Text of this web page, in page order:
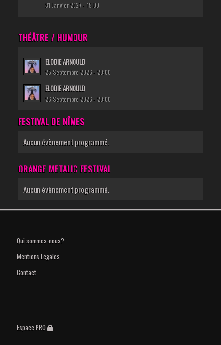
31 Janvier 2027 - 15:00
THÉÂTRE / HUMOUR
ELODIE ARNOULD
25 Septembre 2026 - 20:00
ELODIE ARNOULD
26 Septembre 2026 - 20:00
FESTIVAL DE NÎMES
Aucun évènement programmé.
ORANGE METALIC FESTIVAL
Aucun évènement programmé.
Qui sommes-nous?
Mentions Légales
Contact
Espace PRO